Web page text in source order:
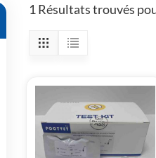
1 Résultats trouvés